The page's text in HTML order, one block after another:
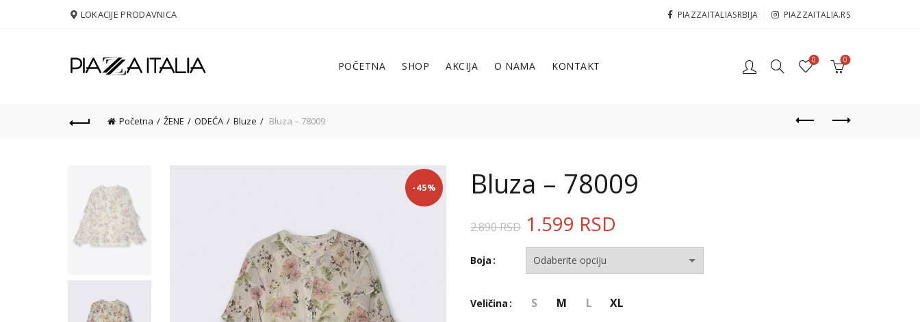
LOKACIJE PRODAVNICA PIAZZAITALIASRBIJA PIAZZAITALIA.RS
POČETNA SHOP AKCIJA O NAMA KONTAKT 0 0
Početna ŽENE ODEĆA Bluze Bluza – 78009
-45% Bluza – 78009
2.890RSD 1.599 RSD
Boja
Veličina S M L XL